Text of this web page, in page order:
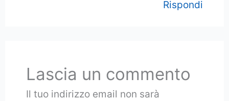
Rispondi
Lascia un commento
Il tuo indirizzo email non sarà